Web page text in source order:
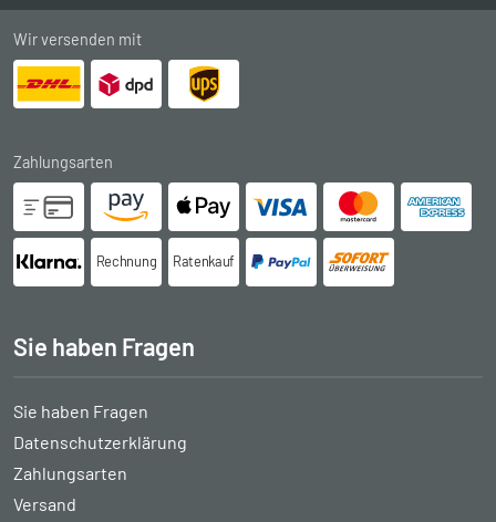
Wir versenden mit
Zahlungsarten
Rechnung Ratenkauf
Sie haben Fragen
Sie haben Fragen
Datenschutzerklärung
Zahlungsarten
Versand